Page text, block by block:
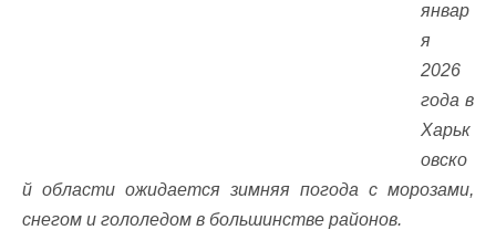
январ
я
2026
года в
Харьк
овско
й области ожидается зимняя погода с морозами,
снегом и гололедом в большинстве районов.